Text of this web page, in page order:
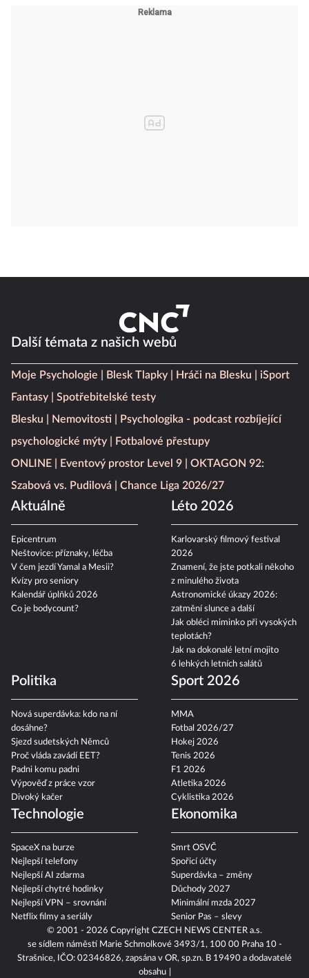
© 2001 - 2026 Copyright CZECH NEWS CENTER a.s.
se sídlem náměstí Marie Schmolkové 3493/1, 100 00 Praha 10 -
Strašnice, IČO: 02346826, zapsána v OR, sp.zn. B 19490 a dodavatelé
obsahu
Další témata z našich webů
Moje Psychologie Blesk Tlapky Hráči na Blesku
iSport
Fantasy
Spotřebitelské testy
Blesku
Nemovitosti
Psychologika - podcast rozbíjející
psychologické mýty
Fotbalové přestupy
ONLINE
Eventový prostor Level 9
OKTAGON 92:
Szabová vs. Pudilová
Chance Liga 2026/27
Aktuálně
Epicentrum
Neštovice: příznaky, léčba
V čem jezdí Yamal a Mesii?
Kvízy pro seniory
Kalendář úplňků 2026
Co je bodycount?
Léto 2026
Karlovarský filmový festival
2026
Znamení, že jste potkali někoho
z minulého života
Astronomické úkazy 2026:
zatmění slunce a další
Jak obléci miminko při vysokých
teplotách?
Jak na dokonalé letní mojito
6 lehkých letních salátů
Politika
Nová superdávka: kdo na ní
dosáhne?
Sjezd sudetských Němců
Proč vláda zavádí EET?
Padni komu padni
Výpověď z práce vzor
Divoký kačer
Sport 2026
MMA
Fotbal 2026/27
Hokej 2026
Tenis 2026
F1 2026
Atletika 2026
Cyklistika 2026
Technologie
SpaceX na burze
Nejlepší telefony
Nejlepší AI zdarma
Nejlepší chytré hodinky
Nejlepší VPN – srovnání
Netflix filmy a seriály
Ekonomika
Smrt OSVČ
Spořicí účty
Superdávka – změny
Důchody 2027
Minimální mzda 2027
Senior Pas – slevy